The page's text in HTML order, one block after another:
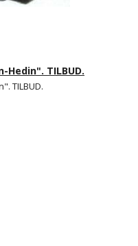
Hedin". TILBUD.
TILBUD.